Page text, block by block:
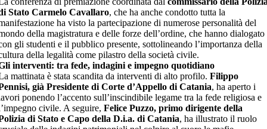
Stato Carmelo Cavallaro, che ha anche condotto tutta la
ha visto la partecipazione di numerose personalità del
della magistratura e delle forze dell’ordine, che hanno dialogato
gli studenti e il pubblico presente, sottolineando l’importanza della
della legalità come pilastro della società civile.
interventi: tra fede, indagini e impegno quotidiano
mattinata è stata scandita da interventi di alto profilo.Filippo
già Presidente di Corte d’Appello di Catania, ha aperto i
ponendo l’accento sull’inscindibile legame tra la fede religiosa e
civile. A seguire,Felice Puzzo, primo dirigente della
di Stato e Capo della D.i.a. di Catania, ha illustrato il ruolo